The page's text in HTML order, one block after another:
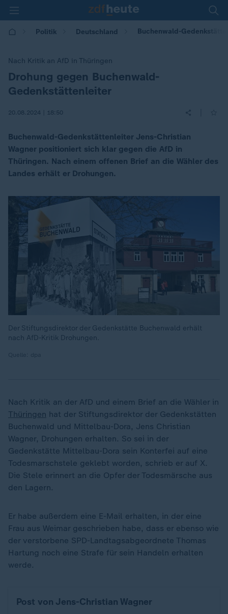
Politik Deutschland Buchenwald-
Nach Kritik an AfD in Thüringen
:Drohung gegen Buchenwald-
Gedenkstättenleiter
20.08.2024 | 18:50
Buchenwald-Gedenkstättenleiter Jens-Christian
Wagner positioniert sich klar gegen die AfD in
Thüringen. Nach einem offenen Brief an die Wähler des
Landes erhält er Drohungen.
Der Stiftungsdirektor der Gedenkstätte Buchenwald erhält
nach AfD-Kritik Drohungen.
Nach Kritik an der AfD und einem Brief an die Wähler in
Thüringen hat der Stiftungsdirektor der Gedenkstätten
Buchenwald und Mittelbau-Dora, Jens Christian
Wagner, Drohungen erhalten. So sei in der
Gedenkstätte Mittelbau-Dora sein Konterfei auf eine
Todesmarschstele geklebt worden, schrieb er auf X.
Die Stele erinnert an die Opfer der Todesmärsche aus
den Lagern.
Er habe außerdem eine E-Mail erhalten, in der eine
Frau aus Weimar geschrieben habe, dass er ebenso wie
der verstorbene SPD-Landtagsabgeordnete Thomas
Hartung noch eine Strafe für sein Handeln erhalten
werde.
Post von Jens-Christian Wagner